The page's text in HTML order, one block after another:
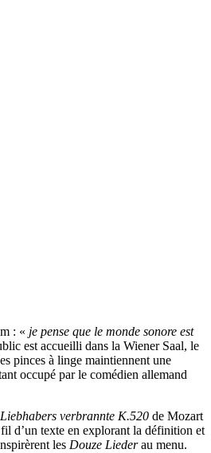
: « je pense que le monde sonore est
est accueilli dans la Wiener Saal, le
pinces à linge maintiennent une
occupé par le comédien allemand
verbrannte K.520 de Mozart
d’un texte en explorant la définition et
les Douze Liederau menu.